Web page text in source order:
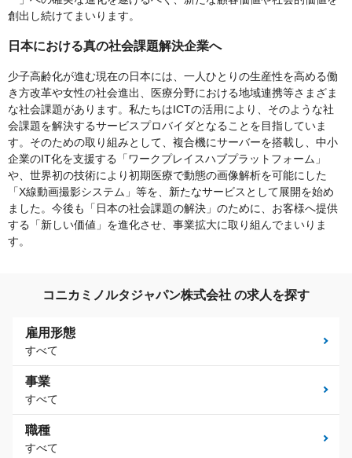
創出し続けてまいります。
日本における真の社会課題解決企業へ
少子高齢化が進む現在の日本には、一人ひとりの生産性を高める働
き方改革や女性の社会進出、医療分野における地域連携等さまざま
な社会課題があります。私たちはICTの活用により、そのような社
会課題を解決するサービスプロバイダとなることを目指していま
す。そのための取り組みとして、複合機にサーバーを搭載し、中小
企業のIT化を支援する「ワークプレイスハブプラットフォーム」
や、世界初の技術により初期医療で動態の画像解析を可能にした
「X線動画撮影システム」等を、新たなサービスとして展開を始め
ました。今後も「日本の社会課題の解決」のために、お客様へ提供
する「新しい価値」を進化させ、事業拡大に取り組んでまいりま
す。
コニカミノルタジャパン株式会社 の求人を探す
雇用形態
すべて
事業
すべて
職種
すべて